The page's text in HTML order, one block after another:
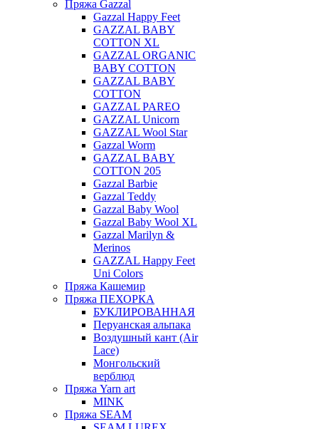
Пряжа Gazzal
Gazzal Happy Feet
GAZZAL BABY
COTTON XL
GAZZAL ORGANIC
BABY COTTON
GAZZAL BABY
COTTON
GAZZAL PAREO
GAZZAL Unicorn
GAZZAL Wool Star
Gazzal Worm
GAZZAL BABY
COTTON 205
Gazzal Barbie
Gazzal Teddy
Gazzal Baby Wool
Gazzal Baby Wool XL
Gazzal Marilyn &
Merinos
GAZZAL Happy Feet
Uni Colors
Пряжа Кашемир
Пряжа ПЕХОРКА
БУКЛИРОВАННАЯ
Перуанская альпака
Воздушный кант (Air
Lace)
Монгольский
верблюд
Пряжа Yarn art
MINK
Пряжа SEAM